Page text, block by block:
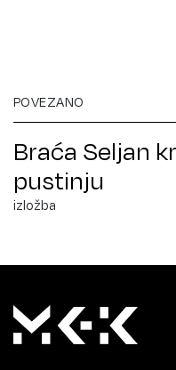
POVEZANO
Braća Seljan
pustinju
izložba